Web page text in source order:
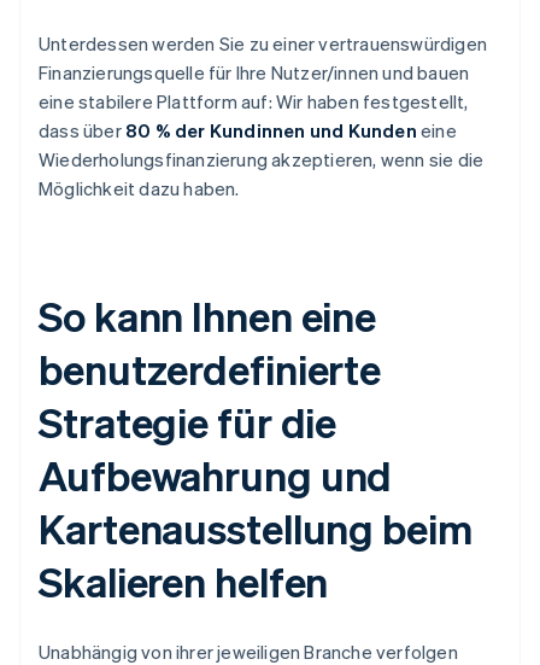
Unterdessen werden Sie zu einer vertrauenswürdigen
Finanzierungsquelle für Ihre Nutzer/innen und bauen
eine stabilere Plattform auf: Wir haben festgestellt,
dass über 80 % der Kundinnen und Kunden eine
Wiederholungsfinanzierung akzeptieren, wenn sie die
Möglichkeit dazu haben.
So kann Ihnen eine
benutzerdefinierte
Strategie für die
Aufbewahrung und
Kartenausstellung beim
Skalieren helfen
Unabhängig von ihrer jeweiligen Branche verfolgen